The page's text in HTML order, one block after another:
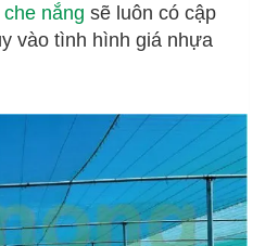
nắng sẽ luôn có cập
vào tình hình giá nhựa